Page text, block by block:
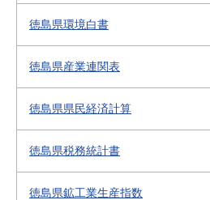
徳島県環境白書
徳島県産業連関表
徳島県県民経済計算
徳島県税務統計書
徳島県鉱工業生産指数